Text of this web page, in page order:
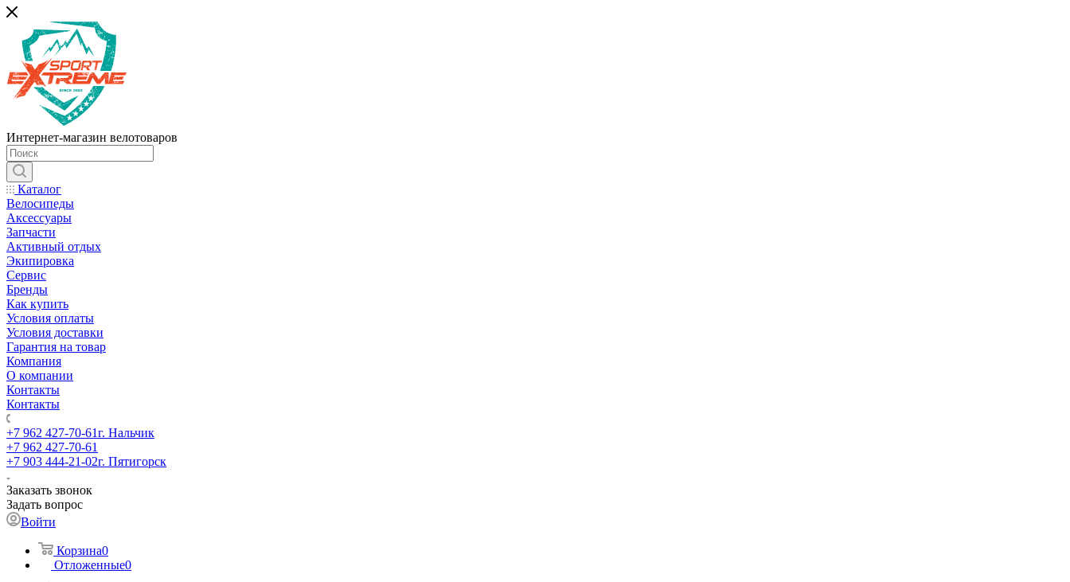
Интернет-магазин велотоваров
Каталог
Велосипеды
Аксессуары
Запчасти
Активный отдых
Экипировка
Сервис
Бренды
Как купить
Условия оплаты
Условия доставки
Гарантия на товар
Компания
О компании
Контакты
Контакты
+7 962 427-70-61г. Нальчик
+7 962 427-70-61
+7 903 444-21-02г. Пятигорск
Заказать звонок
Задать вопрос
Войти
Корзина0
Отложенные0